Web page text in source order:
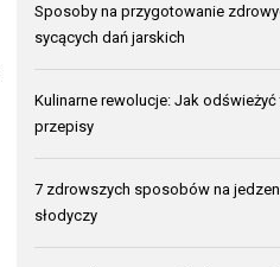
Sposoby na przygotowanie
sycących dań jarskich
Kulinarne rewolucje: Jak
przepisy
7 zdrowszych sposobów na
słodyczy